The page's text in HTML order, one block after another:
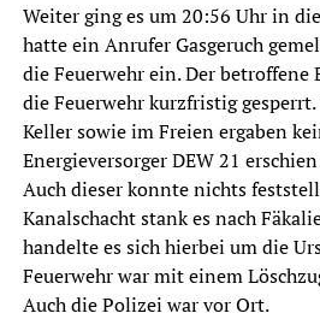
Weiter ging es um 20:56 Uhr in
hatte ein Anrufer Gasgeruch
die Feuerwehr ein. Der betroffene
die Feuerwehr kurzfristig
Keller sowie im Freien ergaben
Energieversorger DEW 21
Auch dieser konnte nichts
Kanalschacht stank es nach
handelte es sich hierbei um die
Feuerwehr war mit einem
Auch die Polizei war vor Ort.